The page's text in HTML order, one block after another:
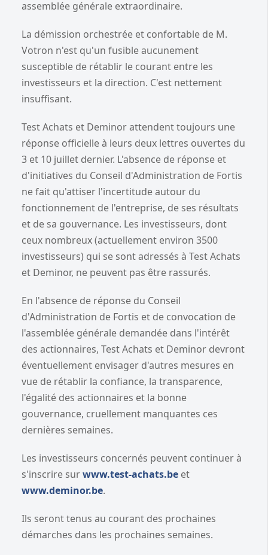
assemblée générale extraordinaire.
La démission orchestrée et confortable de M.
Votron n'est qu'un fusible aucunement
susceptible de rétablir le courant entre les
investisseurs et la direction. C'est nettement
insuffisant.
Test Achats et Deminor attendent toujours une
réponse officielle à leurs deux lettres ouvertes du
3 et 10 juillet dernier. L'absence de réponse et
d'initiatives du Conseil d'Administration de Fortis
ne fait qu'attiser l'incertitude autour du
fonctionnement de l'entreprise, de ses résultats
et de sa gouvernance. Les investisseurs, dont
ceux nombreux (actuellement environ 3500
investisseurs) qui se sont adressés à Test Achats
et Deminor, ne peuvent pas être rassurés.
En l'absence de réponse du Conseil
d'Administration de Fortis et de convocation de
l'assemblée générale demandée dans l'intérêt
des actionnaires, Test Achats et Deminor devront
éventuellement envisager d'autres mesures en
vue de rétablir la confiance, la transparence,
l'égalité des actionnaires et la bonne
gouvernance, cruellement manquantes ces
dernières semaines.
Les investisseurs concernés peuvent continuer à
s'inscrire surwww.test-achats.be et
www.deminor.be.
Ils seront tenus au courant des prochaines
démarches dans les prochaines semaines.